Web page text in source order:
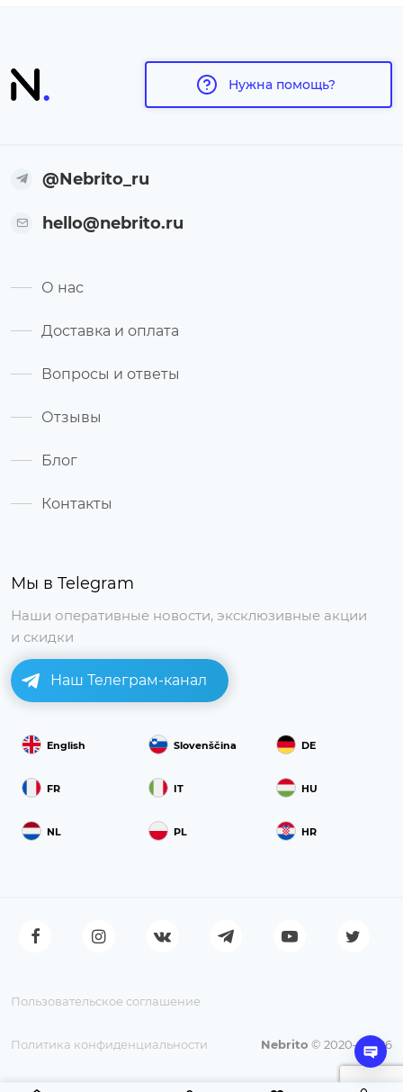
Нужна помощь?
Мы в Telegram
Наши оперативные новости, эксклюзивные акции
и скидки
Наш Телеграм-канал
English Slovenščina DE
FR IT HU
NL PL HR
@Nebrito_ru
hello@nebrito.ru
О нас
Доставка и оплата
Вопросы и ответы
Отзывы
Блог
Контакты
Пользовательское соглашение
Политика конфиденциальности Nebrito © 2020—2026